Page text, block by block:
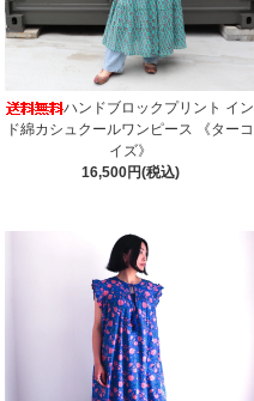
ハンドブロックプリント イン
ド綿カシュクールワンピース 《ターコ
イズ》
16,500円(税込)